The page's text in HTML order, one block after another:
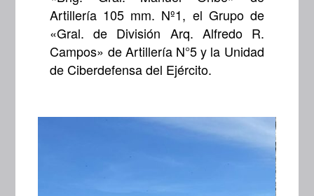
Artillería 105 mm. Nº1, el Grupo de
«Gral. de División Arq. Alfredo R.
Campos» de Artillería N°5 y la Unidad
de Ciberdefensa del Ejército.